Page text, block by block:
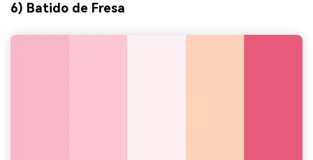
6) Batido de Fresa